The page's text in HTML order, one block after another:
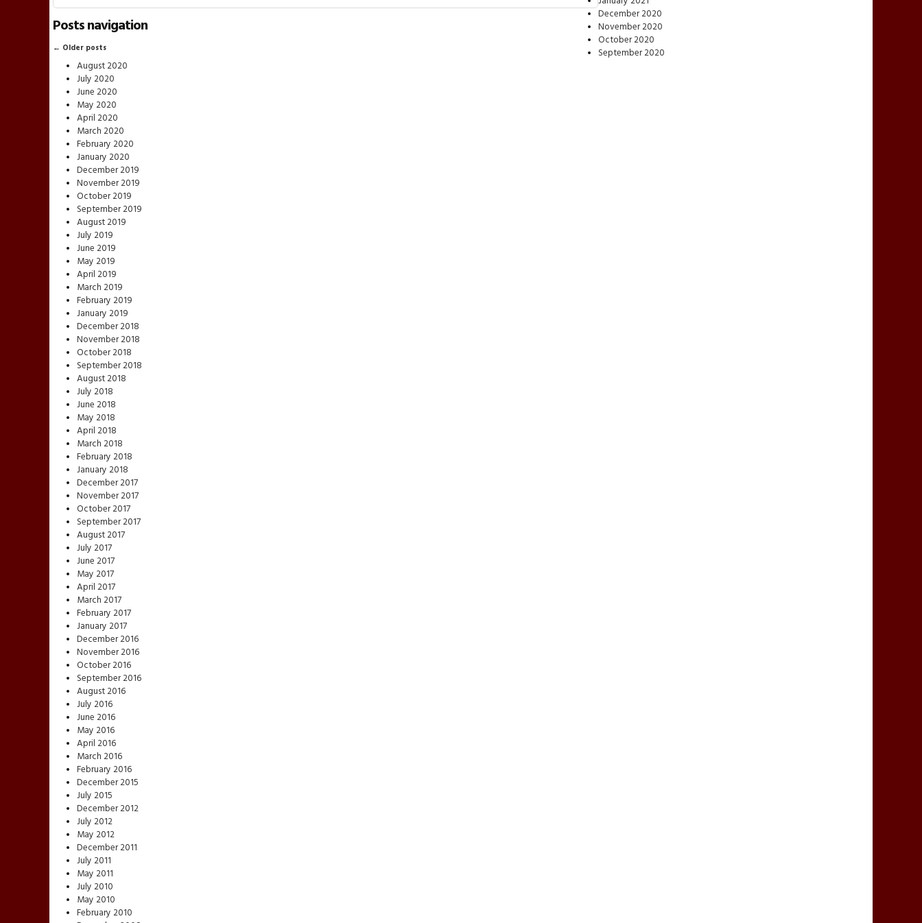
Posts navigation
← Older posts
December 2020
November 2020
October 2020
September 2020
August 2020
July 2020
June 2020
May 2020
April 2020
March 2020
February 2020
January 2020
December 2019
November 2019
October 2019
September 2019
August 2019
July 2019
June 2019
May 2019
April 2019
March 2019
February 2019
January 2019
December 2018
November 2018
October 2018
September 2018
August 2018
July 2018
June 2018
May 2018
April 2018
March 2018
February 2018
January 2018
December 2017
November 2017
October 2017
September 2017
August 2017
July 2017
June 2017
May 2017
April 2017
March 2017
February 2017
January 2017
December 2016
November 2016
October 2016
September 2016
August 2016
July 2016
June 2016
May 2016
April 2016
March 2016
February 2016
December 2015
July 2015
December 2012
July 2012
May 2012
December 2011
July 2011
May 2011
July 2010
May 2010
February 2010